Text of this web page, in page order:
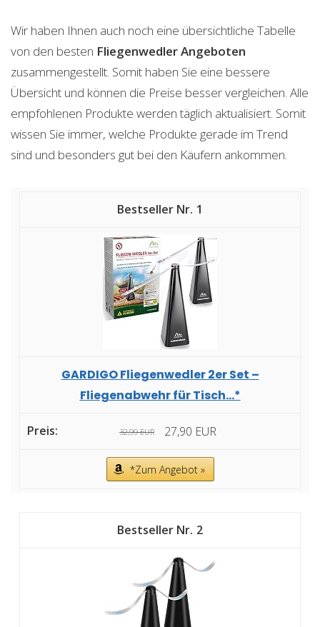
Wir haben Ihnen auch noch eine übersichtliche Tabelle
von den besten FliegenwedlerAngeboten
zusammengestellt. Somit haben Sie eine bessere
Übersicht und können die Preise besser vergleichen. Alle
empfohlenen Produkte werden täglich aktualisiert. Somit
wissen Sie immer, welche Produkte gerade im Trend
sind und besonders gut bei den Käufern ankommen.
1
GARDIGO Fliegenwedler 2er Set –
Fliegenabwehr für Tisch...*
32,99 EUR 27,90 EUR
*Zum Angebot »
2